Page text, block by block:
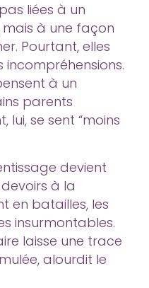
liées à un
mais à une façon
Pourtant, elles
à un
parents
lui, se sent “moins
devient
à la
en batailles, les
insurmontables.
laisse une trace
alourdit le